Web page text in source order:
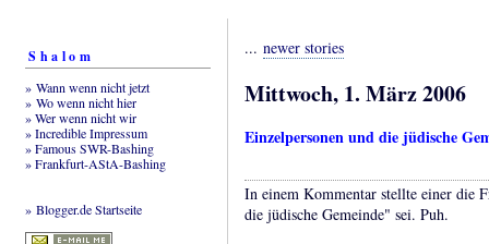
Shalom
» Wann wenn nicht jetzt
» Wo wenn nicht hier
» Wer wenn nicht wir
» Incredible Impressum
» Famous SWR-Bashing
» Frankfurt-AStA-Bashing
» Blogger.de Startseite
... newer stories
Mittwoch, 1. März 2006
Einzelpersonen und die jüdische
In einem Kommentar stellte einer die
die jüdische Gemeinde" sei. Puh.